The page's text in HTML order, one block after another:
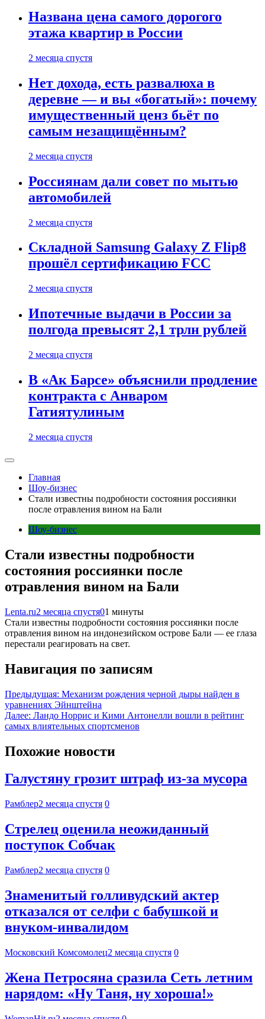
Названа цена самого дорогого
этажа квартир в России
2 месяца спустя
Нет дохода, есть развалюха в
деревне — и вы «богатый»: почему
имущественный ценз бьёт по
самым незащищённым?
2 месяца спустя
Россиянам дали совет по мытью
автомобилей
2 месяца спустя
Складной Samsung Galaxy Z Flip8
прошёл сертификацию FCC
2 месяца спустя
Ипотечные выдачи в России за
полгода превысят 2,1 трлн рублей
2 месяца спустя
В «Ак Барсе» объяснили продление
контракта с Анваром
Гатиятулиным
2 месяца спустя
Главная
Шоу-бизнес
Стали известны подробности состояния россиянки
после отравления вином на Бали
Шоу-бизнес
Стали известны подробности
состояния россиянки после
отравления вином на Бали
Lenta.ru2 месяца спустя01 минуты
Стали известны подробности состояния россиянки после
отравления вином на индонезийском острове Бали — ее глаза
перестали реагировать на свет.
Навигация по записям
Предыдущая: Механизм рождения черной дыры найден в
уравнениях Эйнштейна
Далее: Ландо Норрис и Кими Антонелли вошли в рейтинг
самых влиятельных спортсменов
Похожие новости
Галустяну грозит штраф из-за мусора
Рамблер2 месяца спустя 0
Стрелец оценила неожиданный
поступок Собчак
Рамблер2 месяца спустя 0
Знаменитый голливудский актер
отказался от селфи с бабушкой и
внуком-инвалидом
Московский Комсомолец2 месяца спустя 0
Жена Петросяна сразила Сеть летним
нарядом: «Ну Таня, ну хороша!»